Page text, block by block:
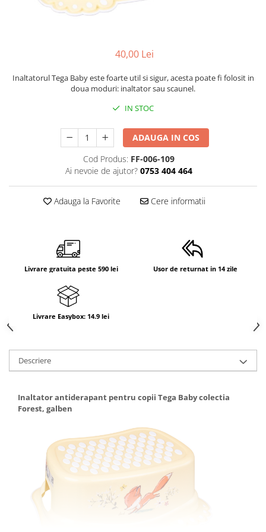
Olite tip scaunel simple
Seturi cadite 92 cm
Suporti anatomici textili
Suporti metalici cadite
Mese de infasat pliabile
Sisteme de siguranta copii
Tampoane postnatale
40,00 Lei
Inaltatorul Tega Baby este foarte util si sigur, acesta poate fi folosit in
doua moduri: inaltator sau scaunel.
IN STOC
ADAUGA IN COS
Cod Produs: FF-006-109
Ai nevoie de ajutor? 0753 404 464
Adauga la Favorite Cere informatii
Livrare gratuita peste 590 lei Usor de returnat in 14 zile
Livrare Easybox: 14.9 lei
Descriere
Inaltator antiderapant pentru copii Tega Baby colectia
Forest, galben